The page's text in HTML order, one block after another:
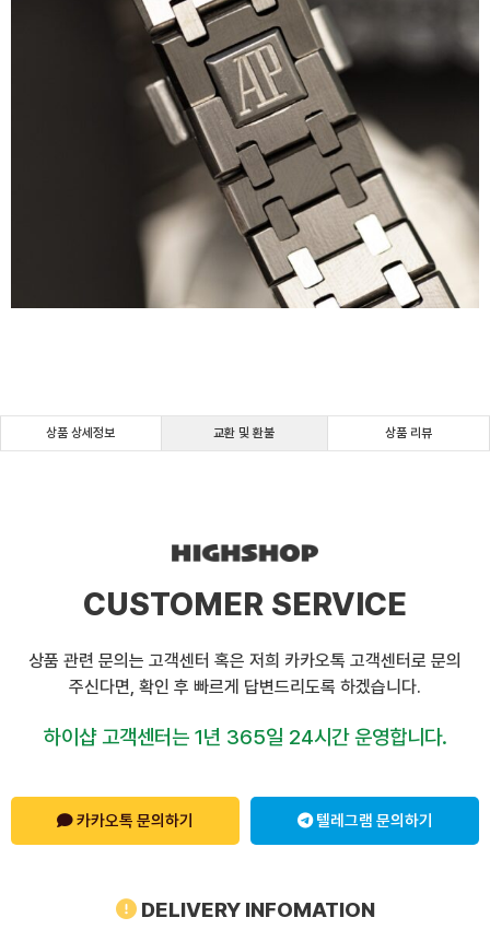
상품 상세정보 교환 및 환불 상품 리뷰
CUSTOMER SERVICE
상품 관련 문의는 고객센터 혹은 저희 카카오톡 고객센터로 문의
주신다면, 확인 후 빠르게 답변드리도록 하겠습니다.
하이샵 고객센터는 1년 365일 24시간 운영합니다.
카카오톡 문의하기 텔레그램 문의하기
DELIVERY INFOMATION